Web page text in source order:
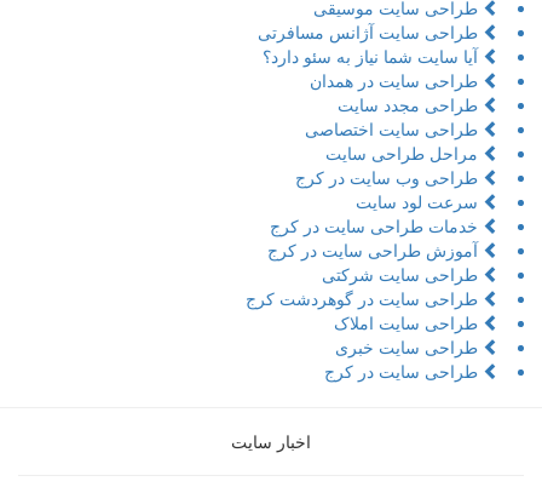
طراحی سایت موسیقی
طراحی سایت آژانس مسافرتی
آیا سایت شما نیاز به سئو دارد؟
طراحی سایت در همدان
طراحی مجدد سایت
طراحی سایت اختصاصی
مراحل طراحی سایت
طراحی وب سایت در کرج
سرعت لود سایت
خدمات طراحی سایت در کرج
آموزش طراحی سایت در کرج
طراحی سایت شرکتی
طراحی سایت در گوهردشت کرج
طراحی سایت املاک
طراحی سایت خبری
طراحی سایت در کرج
اخبار سایت